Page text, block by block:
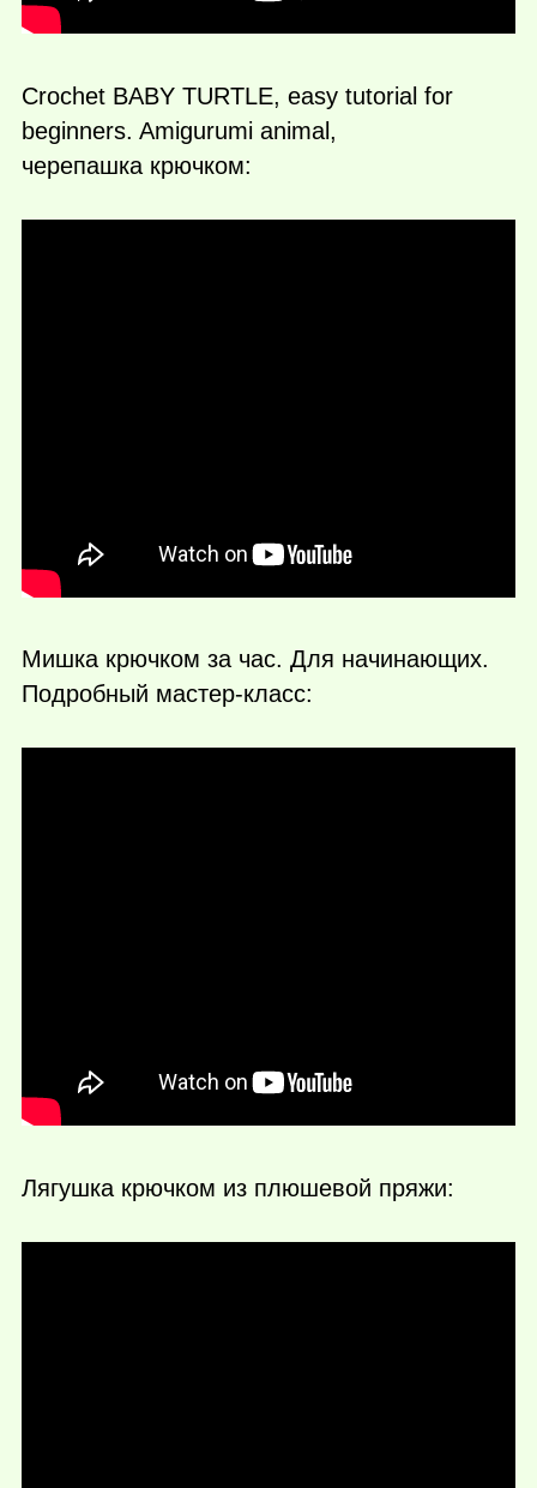
Crochet BABY TURTLE, easy tutorial for
beginners. Amigurumi animal,
черепашка крючком:
Мишка крючком за час. Для начинающих.
Подробный мастер-класс:
Лягушка крючком из плюшевой пряжи: